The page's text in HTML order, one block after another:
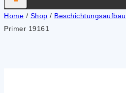
Home / Shop / Beschichtungsaufbau
Primer 19161